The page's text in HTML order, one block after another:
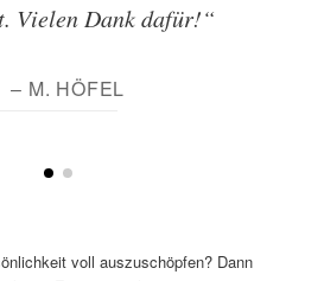
Vielen Dank dafür!“
– M. HÖFEL
voll auszuschöpfen? Dann